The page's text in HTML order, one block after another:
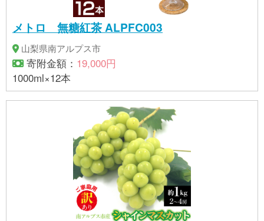
メトロ 無糖紅茶 ALPFC003
山梨県南アルプス市
寄附金額： 19,000円
1000ml×12本